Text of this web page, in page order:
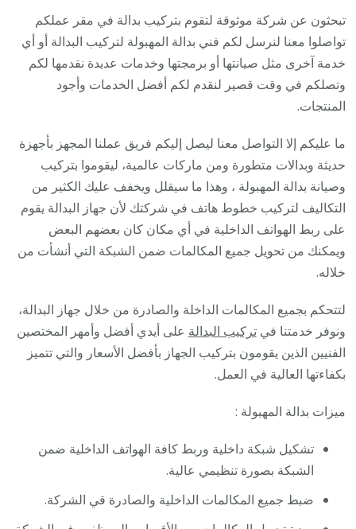
تبحثون عن شركة موثوقة لتقوم بتركيب بدالة في مقر عملكم
تواصلوا معنا لنرسل لكم فني بدالة المهبولة لتركيب البدالة أو أي
خدمة آخرى مثل صيانتها أو برمجتها وخدمات عديدة نقدمها لكم
وتصلكم في وقت قصير لنقدم لكم أفضل الخدمات وأجود
المنتجات.
ما عليكم إلا التواصل معنا ليصل إليكم فريق عملنا المجهز بأجهزة
حديثة وبدالات متطورة ومن ماركات عالمية، ليقوموا بتركيب
وصيانة بدالة المهبولة ، وهذا ما سيقلل ويخفف عليك الكثير من
التكاليف لتركيب خطوط هاتف في شركتك لأن جهاز البدالة يقوم
على ربط الهواتف الداخلية في أي مكان كان بعضهم البعض
ويمكنك من تحويل جميع المكالمات ضمن الشبكة التي أنشأت من
خلاله.
لتتحكم بجميع المكالمات الداخلة والصادرة من خلال جهاز البدالة،
ونوفر خدمتنا فيتركيب البدالة على أيدي أفضل وأمهر المختصين
الفنيين الذين يقومون بتركيب الجهاز بأفضل الأسعار والتي تتميز
بكفاءتها العالية في العمل.
ميزات بدالة المهبولة :
تشكيل شبكة داخلية وربط كافة الهواتف الداخلية ضمن
الشبكة بصورة تنظيمي عالية.
ضبط جميع المكالمات الداخلية والصادرة قي الشركة.